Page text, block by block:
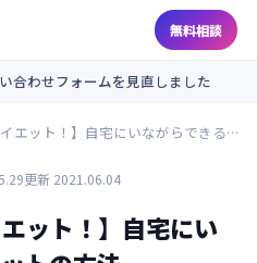
無料相談
合わせフォームを見直しました
【オンラインでダイエット！】自宅にいながらできるダイエットの方法
更新 2021.06.04
ット！】自宅にい